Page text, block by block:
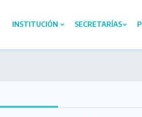
INSTITUCIÓN SECRETARÍAS